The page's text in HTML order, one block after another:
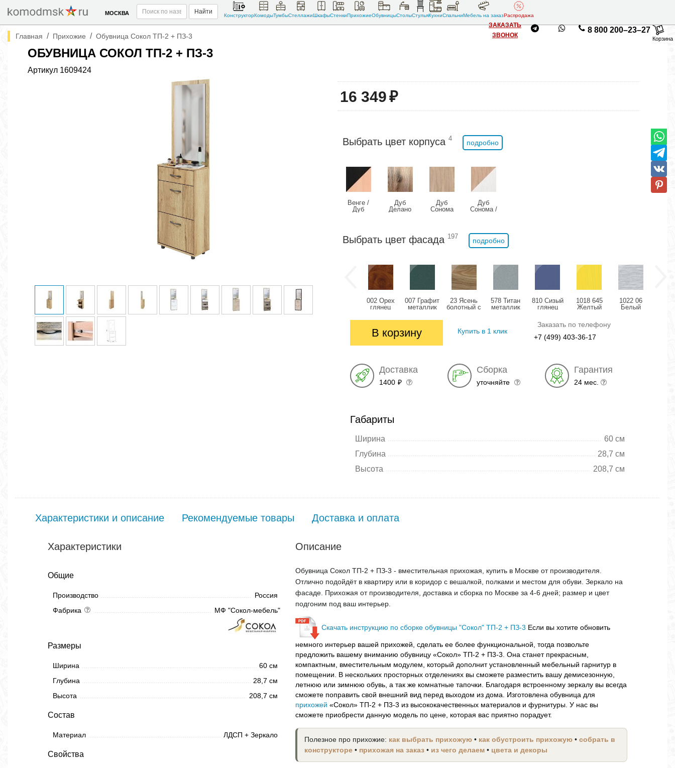
МОСКВА Найти
КонструкторКомодыТумбыСтеллажиШкафыСтенкиПрихожиеОбувницыСтолыСтульяКухниСпальниМебель на заказРаспродажа
ЗАКАЗАТЬ
ЗВОНОК
8 800 200–23–27
Корзина
Главная / Прихожие / Обувница Сокол ТП-2 + ПЗ-3
ОБУВНИЦА СОКОЛ ТП-2 + ПЗ-3
Артикул 1609424
16 349₽
Выбрать цвет корпуса 4
подробно
Венге /
Дуб
Дуб
Делано
Дуб
Сонома
Дуб
Сонома /
Выбрать цвет фасада 197
подробно
002 Орех
глянец
007 Графит
металлик
23 Ясень
болотный с
578 Титан
металлик
810 Сизый
глянец
1018 645
Желтый
глянец
1022 06
Белый
В корзину Купить в 1 клик
Заказать по телефону
+7 (499) 403-36-17
Доставка
1400 ₽
Сборка
уточняйте
Гарантия
24 мес.
Габариты
Ширина
60 см
Глубина
28,7 см
Высота
208,7 см
Характеристики и описание Рекомендуемые товары Доставка и оплата
Характеристики
Общие
Производство
Россия
Фабрика
МФ "Сокол-мебель"
Размеры
Ширина
60 см
Глубина
28,7 см
Высота
208,7 см
Состав
Материал ЛДСП + Зеркало
Свойства
Описание
Обувница Сокол ТП-2 + ПЗ-3 - вместительная прихожая, купить в Москве от производителя.
Отлично подойдёт в квартиру или в коридор с вешалкой, полками и местом для обуви. Зеркало на
фасаде. Прихожая от производителя, доставка и сборка по Москве за 4-6 дней; размер и цвет
подгоним под ваш интерьер.
Скачать инструкцию по сборке обувницы "Сокол" ТП-2 + ПЗ-3 Если вы хотите обновить
немного интерьер вашей прихожей, сделать ее более функциональной, тогда позвольте
предложить вашему вниманию обувницу «Сокол» ТП-2 + П3-3. Она станет прекрасным,
компактным, вместительным модулем, который дополнит установленный мебельный гарнитур в
помещении. В нескольких просторных отделениях вы сможете разместить вашу демисезонную,
летнюю или зимнюю обувь, а так же комнатные тапочки. Благодаря встроенному зеркалу вы всегда
сможете поправить свой внешний вид перед выходом из дома. Изготовлена обувница для
прихожей «Сокол» ТП-2 + П3-3 из высококачественных материалов и фурнитуры. У нас вы
сможете приобрести данную модель по цене, которая вас приятно порадует.
Полезное про прихожие: как выбрать прихожую • как обустроить прихожую •собрать в
конструкторе • прихожая на заказ • из чего делаем • цвета и декоры